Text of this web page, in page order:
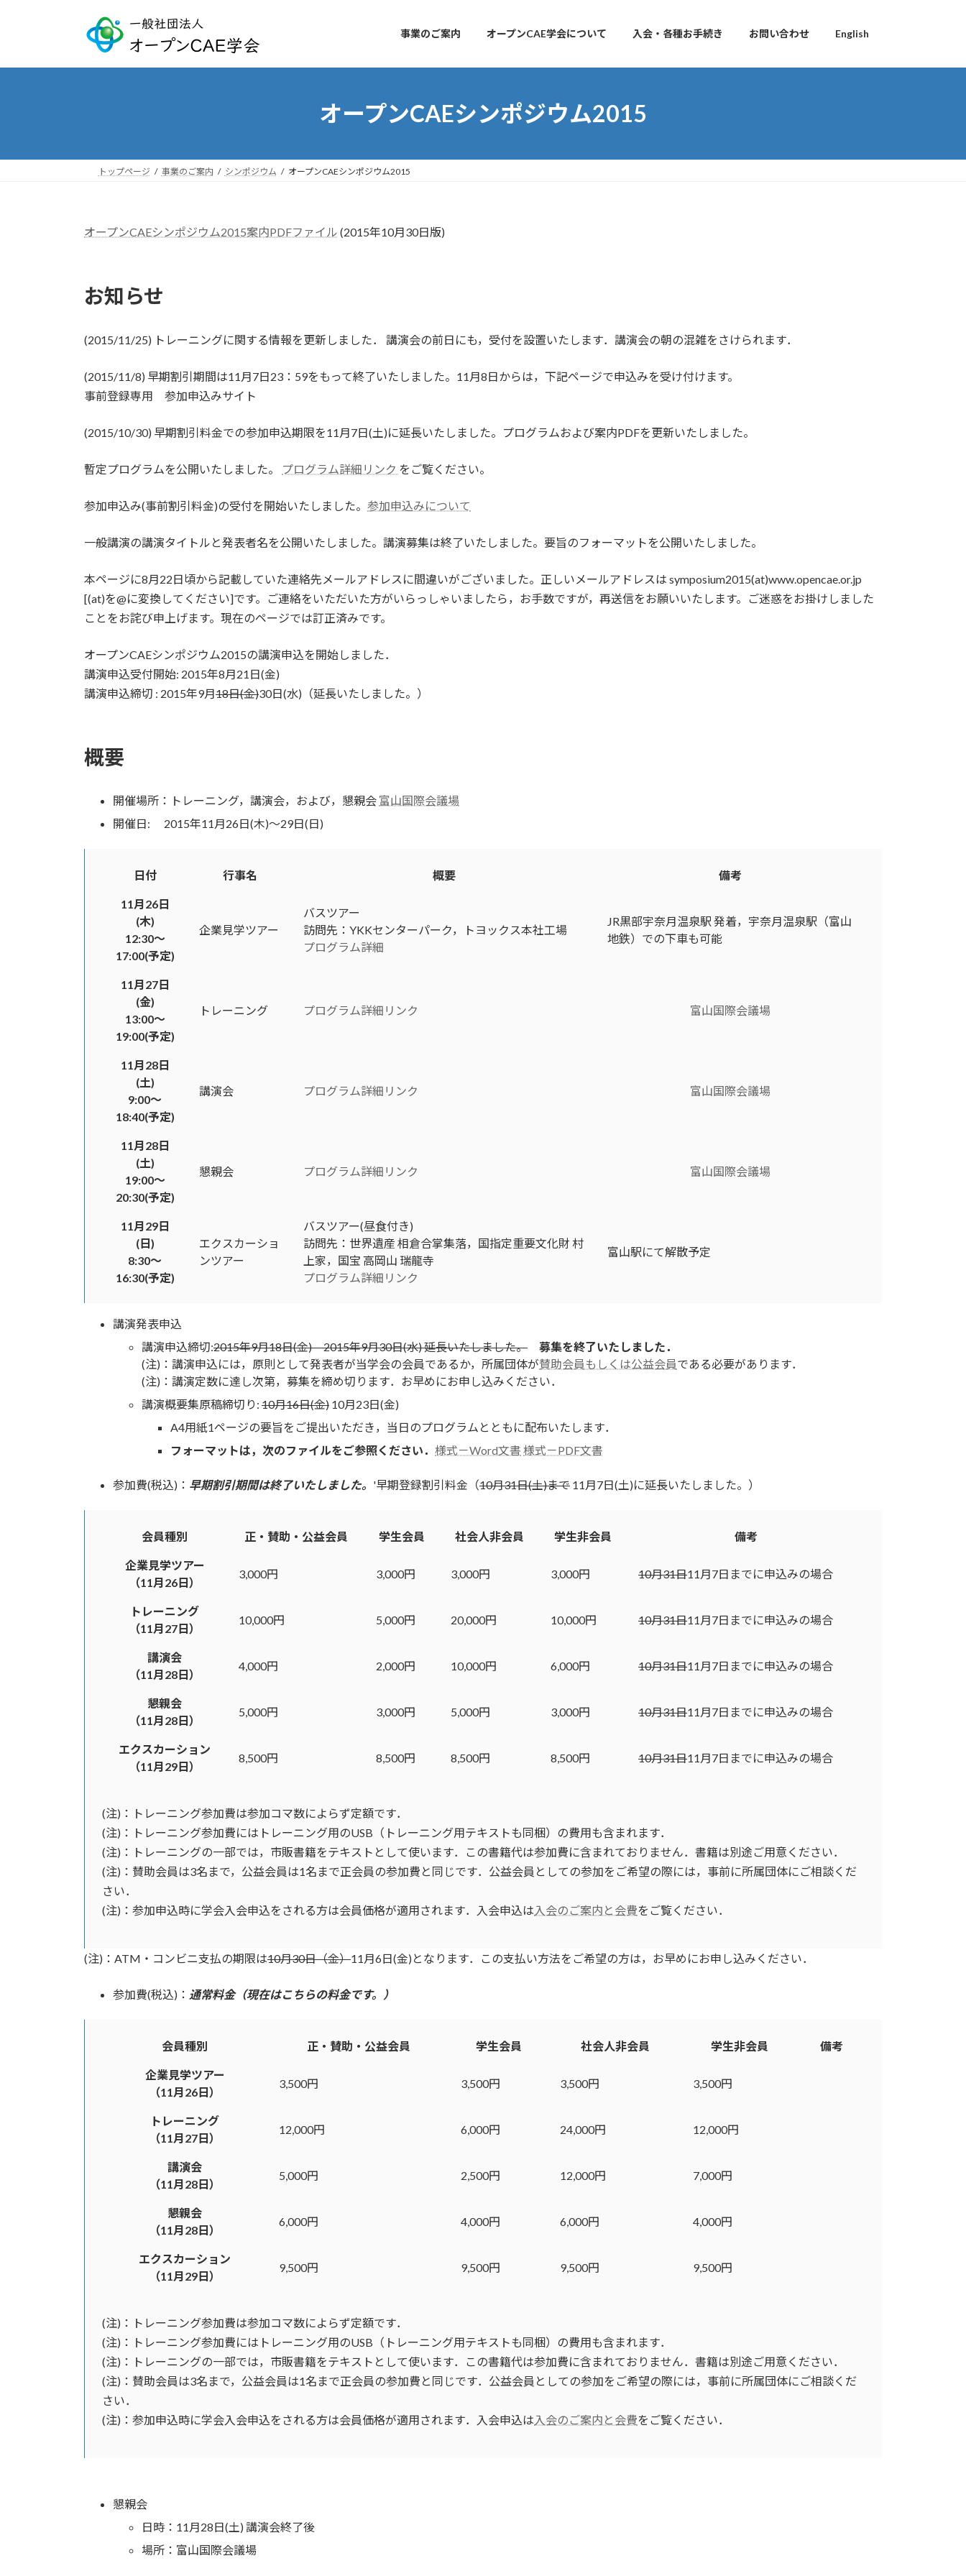
プ
動
事業のご案内 オープンCAE学会について 入会・各種お手続き お問い合わせ English
オープンCAEシンポジウム2015
トップページ 事業のご案内 シンポジウム オープンCAEシンポジウム2015
オープンCAEシンポジウム2015案内PDFファイル (2015年10月30日版)
お知らせ
(2015/11/25) トレーニングに関する情報を更新しました． 講演会の前日にも，受付を設置いたします．講演会の朝の混雑をさけられます．
(2015/11/8) 早期割引期間は11月7日23：59をもって終了いたしました。11月8日からは，下記ページで申込みを受け付けます。
事前登録専用 参加申込みサイト
(2015/10/30) 早期割引料金での参加申込期限を11月7日(土)に延長いたしました。プログラムおよび案内PDFを更新いたしました。
暫定プログラムを公開いたしました。 プログラム詳細リンク をご覧ください。
参加申込み(事前割引料金)の受付を開始いたしました。 参加申込みについて
一般講演の講演タイトルと発表者名を公開いたしました。講演募集は終了いたしました。要旨のフォーマットを公開いたしました。
本ページに8月22日頃から記載していた連絡先メールアドレスに間違いがございました。正しいメールアドレスは symposium2015(at)www.opencae.or.jp
[(at)を@に変換してください]です。ご連絡をいただいた方がいらっしゃいましたら，お手数ですが，再送信をお願いいたします。ご迷惑をお掛けしました
ことをお詫び申上げます。現在のページでは訂正済みです。
オープンCAEシンポジウム2015の講演申込を開始しました．
講演申込受付開始: 2015年8月21日(金)
講演申込締切 : 2015年9月18日(金)30日(水)（延長いたしました。）
概要
開催場所：トレーニング，講演会，および，懇親会 富山国際会議場
開催日: 2015年11月26日(木)～29日(日)
日付 行事名 概要 備考
11月26日
(木)
12:30～
17:00(予定)
企業見学ツアー
バスツアー
訪問先：YKKセンターパーク，トヨックス本社工場
プログラム詳細
JR黒部宇奈月温泉駅 発着，宇奈月温泉駅（富山
地鉄）での下車も可能
11月27日
(金)
13:00～
19:00(予定)
トレーニング プログラム詳細リンク 富山国際会議場
11月28日
(土)
9:00～
18:40(予定)
講演会 プログラム詳細リンク 富山国際会議場
11月28日
(土)
19:00～
20:30(予定)
懇親会 プログラム詳細リンク 富山国際会議場
11月29日
(日)
8:30～
16:30(予定)
エクスカーショ
ンツアー
バスツアー(昼食付き)
訪問先：世界遺産 相倉合掌集落，国指定重要文化財 村
上家，国宝 高岡山 瑞龍寺
プログラム詳細リンク
富山駅にて解散予定
講演発表申込
講演申込締切:2015年9月18日(金) 2015年9月30日(水) 延長いたしました。
募集を終了いたしました．
(注)：講演申込には，原則として発表者が当学会の会員であるか，所属団体が賛助会員もしくは公益会員である必要があります．
(注)：講演定数に達し次第，募集を締め切ります．お早めにお申し込みください．
講演概要集原稿締切り: 10月16日(金) 10月23日(金)
A4用紙1ページの要旨をご提出いただき，当日のプログラムとともに配布いたします．
フォーマットは，次のファイルをご参照ください． 様式－Word文書 様式－PDF文書
参加費(税込)： 早期割引期間は終了いたしました。 '早期登録割引料金（10月31日(土)まで 11月7日(土)に延長いたしました。）
会員種別 正・賛助・公益会員 学生会員 社会人非会員 学生非会員 備考
企業見学ツアー
（11月26日）
3,000円 3,000円 3,000円 3,000円 10月31日11月7日までに申込みの場合
トレーニング
（11月27日）
10,000円 5,000円 20,000円 10,000円 10月31日11月7日までに申込みの場合
講演会
（11月28日）
4,000円 2,000円 10,000円 6,000円 10月31日11月7日までに申込みの場合
懇親会
（11月28日）
5,000円 3,000円 5,000円 3,000円 10月31日11月7日までに申込みの場合
エクスカーション
（11月29日）
8,500円 8,500円 8,500円 8,500円 10月31日11月7日までに申込みの場合
(注)：トレーニング参加費は参加コマ数によらず定額です．
(注)：トレーニング参加費にはトレーニング用のUSB（トレーニング用テキストも同梱）の費用も含まれます．
(注)：トレーニングの一部では，市販書籍をテキストとして使います．この書籍代は参加費に含まれておりません．書籍は別途ご用意ください．
(注)：賛助会員は3名まで，公益会員は1名まで正会員の参加費と同じです．公益会員としての参加をご希望の際には，事前に所属団体にご相談くだ
さい．
(注)：参加申込時に学会入会申込をされる方は会員価格が適用されます．入会申込は 入会のご案内と会費をご覧ください．
(注)：ATM・コンビニ支払の期限は10月30日（金）11月6日(金)となります．この支払い方法をご希望の方は，お早めにお申し込みください．
参加費(税込)： 通常料金（現在はこちらの料金です。）
会員種別 正・賛助・公益会員 学生会員 社会人非会員 学生非会員 備考
企業見学ツアー
（11月26日）
3,500円 3,500円 3,500円 3,500円
トレーニング
（11月27日）
12,000円 6,000円 24,000円 12,000円
講演会
（11月28日）
5,000円 2,500円 12,000円 7,000円
懇親会
（11月28日）
6,000円 4,000円 6,000円 4,000円
エクスカーション
（11月29日）
9,500円 9,500円 9,500円 9,500円
(注)：トレーニング参加費は参加コマ数によらず定額です．
(注)：トレーニング参加費にはトレーニング用のUSB（トレーニング用テキストも同梱）の費用も含まれます．
(注)：トレーニングの一部では，市販書籍をテキストとして使います．この書籍代は参加費に含まれておりません．書籍は別途ご用意ください．
(注)：賛助会員は3名まで，公益会員は1名まで正会員の参加費と同じです．公益会員としての参加をご希望の際には，事前に所属団体にご相談くだ
さい．
(注)：参加申込時に学会入会申込をされる方は会員価格が適用されます．入会申込は 入会のご案内と会費をご覧ください．
懇親会
日時：11月28日(土) 講演会終了後
場所：富山国際会議場